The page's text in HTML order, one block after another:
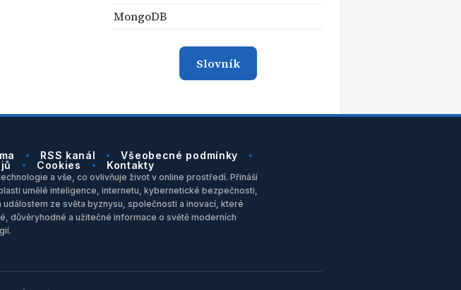
MongoDB
Slovník
RSS kanál
Všeobecné podmínky
Cookies Kontakty
a vše, co ovlivňuje život v online prostředí. Přináší
umělé inteligence, internetu, kybernetické bezpečnosti,
ze světa byznysu, společnosti a inovací, které
důvěryhodné a užitečné informace o světě moderních